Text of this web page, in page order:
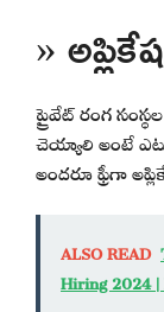
»
ప్రైవేట్ రంగ
చెయ్యాలి అంటే
అందరూ ఫ్రీగా
ALSO READ
Hiring 2024